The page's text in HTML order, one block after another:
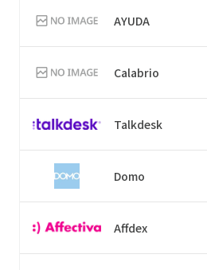
AYUDA
Calabrio
Talkdesk
Domo
Affdex